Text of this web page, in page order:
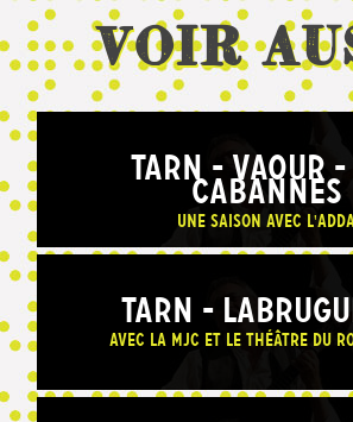
Voir
TARN - VAOUR -
CABANNES
Une saison avec
TARN -
Avec la MJC et le théâtre du